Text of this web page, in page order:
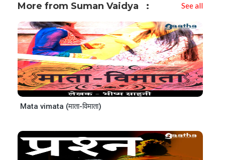
More from Suman Vaidya See all
Mata vimata (माता-विमाता)